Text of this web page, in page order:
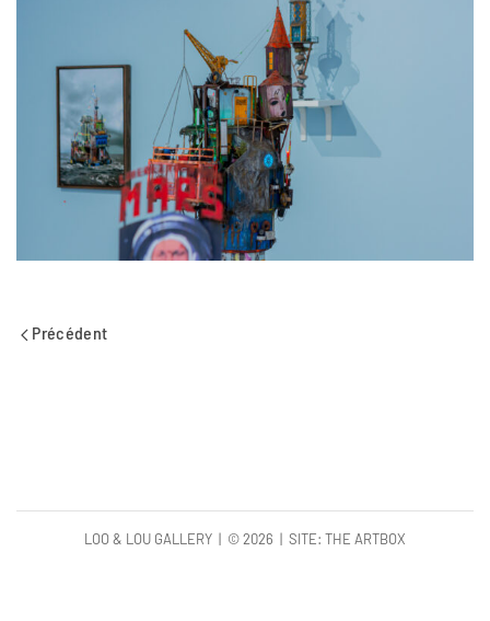
Précédent
LOO & LOU GALLERY | ©2026 | SITE: THE ARTBOX